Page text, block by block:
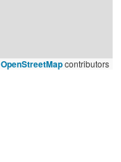
OpenStreetMapcontributors